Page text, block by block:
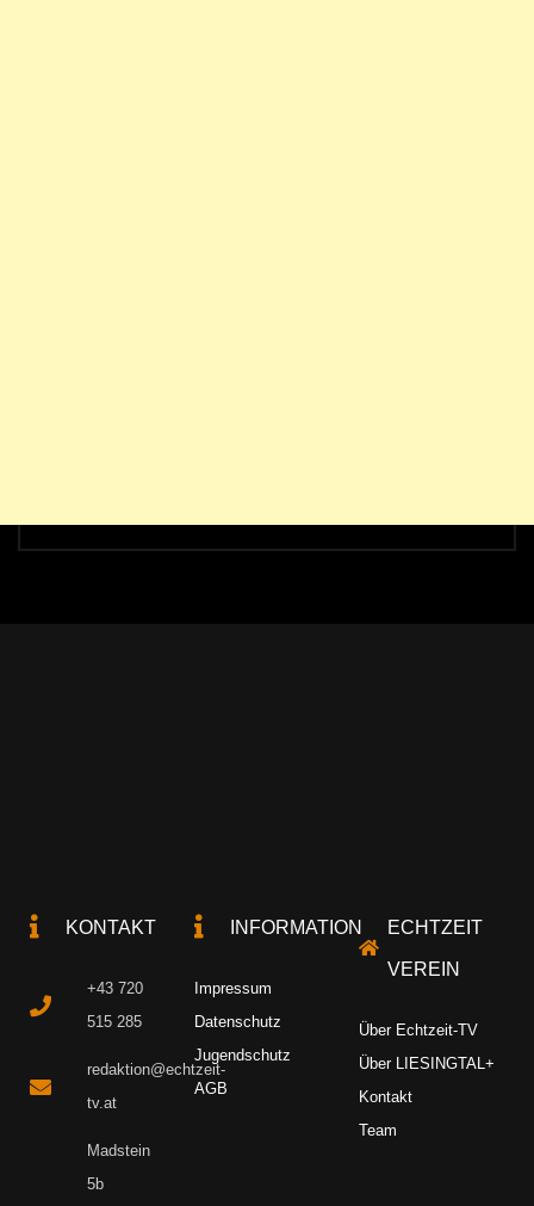
KONTAKT
+43 720
515 285
redaktion@echtzeit-
tv.at
Madstein
5b
INFORMATION
Impressum
Datenschutz
Jugendschutz
AGB
ECHTZEIT
VEREIN
Über Echtzeit-TV
Über LIESINGTAL+
Kontakt
Team